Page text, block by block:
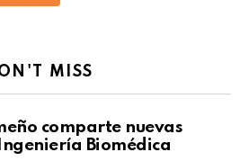
MISS
to view this post
comparte nuevas
Biomédica